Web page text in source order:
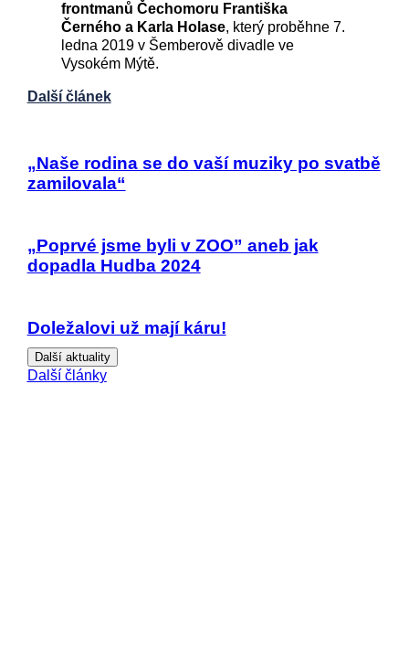
frontmanů Čechomoru Františka
Černého a Karla Holase, který proběhne 7.
ledna 2019 v Šemberově divadle ve
Vysokém Mýtě.
Další článek
„Naše rodina se do vaší muziky po svatbě
zamilovala“
„Poprvé jsme byli v ZOO” aneb jak
dopadla Hudba 2024
Doležalovi už mají káru!
Další aktuality
Další články